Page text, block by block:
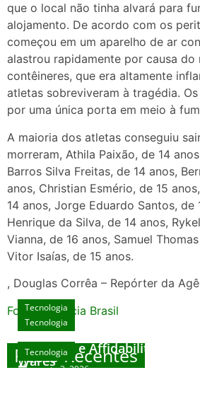
que o local não tinha alvará para
alojamento. De acordo com os
começou em um aparelho de ar
alastrou rapidamente por causa
contêineres, que era altamente
atletas sobreviveram à tragédia.
por uma única porta em meio à
A maioria dos atletas conseguiu
morreram, Athila Paixão, de 14
Barros Silva Freitas, de 14 anos,
anos, Christian Esmério, de 15
14 anos, Jorge Eduardo Santos, de
Henrique da Silva, de 14 anos,
Vianna, de 16 anos, Samuel
Vitor Isaías, de 15 anos.
, Douglas Corrêa – Repórter da
Fonte: Agencia Brasil
Posts Recentes
Tecnologia
Unlock Exclusive Rewards at
House
agosto 3, 2026
Tecnologia
Sicurezza e Affidabilità di Mr
Wares
Tecnologia
Tecnologia